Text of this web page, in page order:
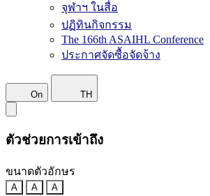
จุฬาฯ ในสื่อ
ปฏิทินกิจกรรม
The 166th ASAIHL Conference
ประกาศจัดซื้อจัดจ้าง
On TH
ตัวช่วยการเข้าถึง
ขนาดตัวอักษร
A A A